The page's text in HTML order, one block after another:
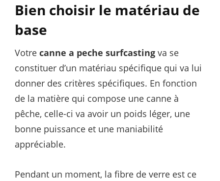
Bien choisir le matériau de
base
Votre canne a peche surfcasting va se
constituer d’un matériau spécifique qui va lui
donner des critères spécifiques. En fonction
de la matière qui compose une canne à
pêche, celle-ci va avoir un poids léger, une
bonne puissance et une maniabilité
appréciable.
Pendant un moment, la fibre de verre est ce